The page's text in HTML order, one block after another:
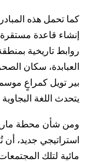
كما تحمل هذه
إنشاء قاعدة
روابط تاريخية
العبابدة، سكان
بير تويل كمراعٍ
يتحدث اللغة
ومن شأن محطة
استراتيجي جديد، أن
مائية لتلك